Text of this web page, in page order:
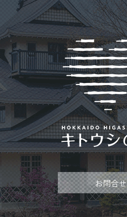
お問合せ